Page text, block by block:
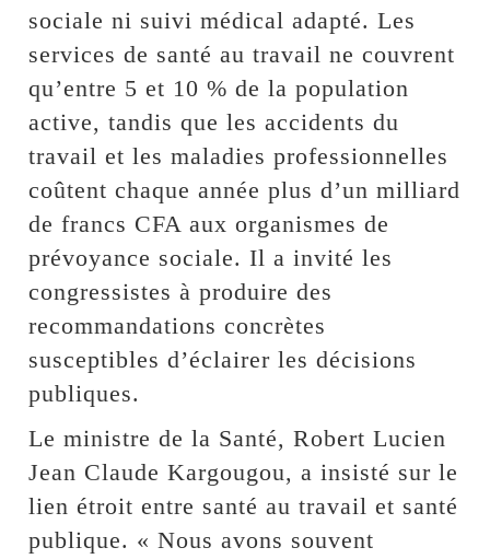
sociale ni suivi médical adapté. Les
services de santé au travail ne couvrent
qu’entre 5 et 10 % de la population
active, tandis que les accidents du
travail et les maladies professionnelles
coûtent chaque année plus d’un milliard
de francs CFA aux organismes de
prévoyance sociale. Il a invité les
congressistes à produire des
recommandations concrètes
susceptibles d’éclairer les décisions
publiques.
Le ministre de la Santé, Robert Lucien
Jean Claude Kargougou, a insisté sur le
lien étroit entre santé au travail et santé
publique. « Nous avons souvent